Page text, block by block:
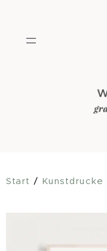
Start / Kunstdrucke